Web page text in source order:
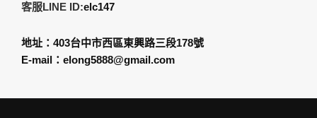
客服LINE ID:elc147
地址：403台中市西區東興路三段178號
E-mail：elong5888@gmail.com